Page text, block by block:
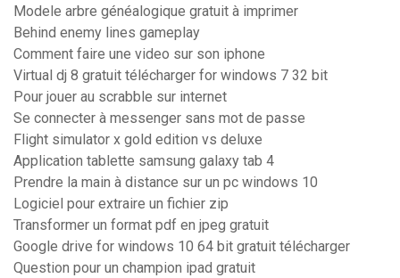
Modele arbre généalogique gratuit à imprimer
Behind enemy lines gameplay
Comment faire une video sur son iphone
Virtual dj 8 gratuit télécharger for windows 7 32 bit
Pour jouer au scrabble sur internet
Se connecter à messenger sans mot de passe
Flight simulator x gold edition vs deluxe
Application tablette samsung galaxy tab 4
Prendre la main à distance sur un pc windows 10
Logiciel pour extraire un fichier zip
Transformer un format pdf en jpeg gratuit
Google drive for windows 10 64 bit gratuit télécharger
Question pour un champion ipad gratuit